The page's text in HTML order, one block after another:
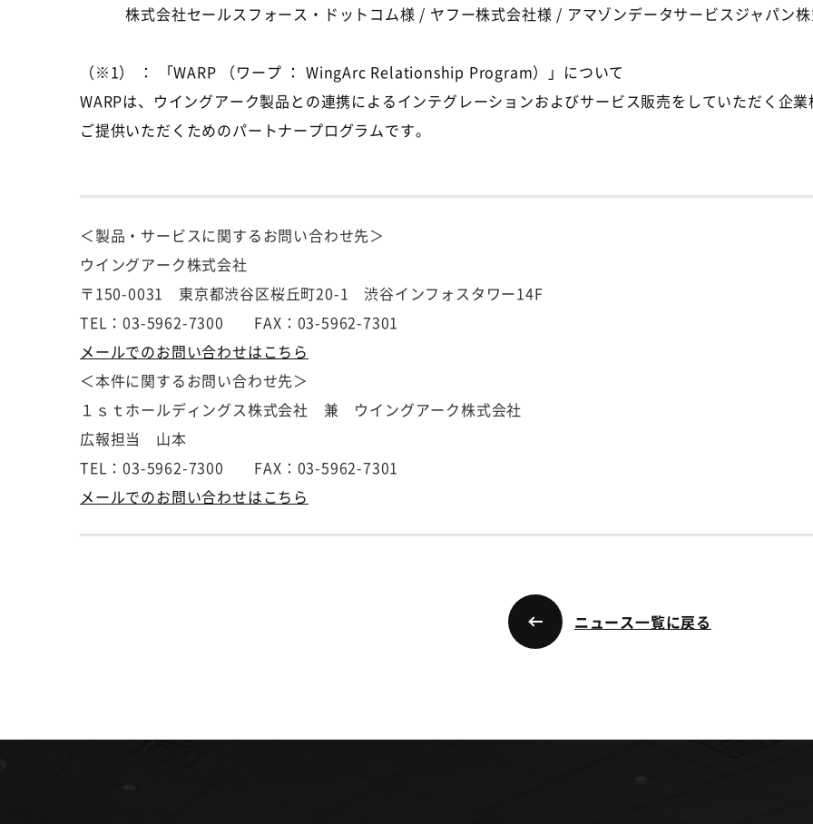
株式会社セールスフォース・ドットコム様 / ヤフー株式会社様 / アマゾンデータサービスジャパン
（※1） ： 「WARP （ワープ ： WingArc Relationship Program）」について
WARPは、ウイングアーク製品との連携によるインテグレーションおよびサービス販売をしていただく企
ご提供いただくためのパートナープログラムです。
＜製品・サービスに関するお問い合わせ先＞
ウイングアーク株式会社
〒150-0031 東京都渋谷区桜丘町20-1 渋谷インフォスタワー14F
TEL：03-5962-7300 FAX：03-5962-7301
メールでのお問い合わせはこちら
＜本件に関するお問い合わせ先＞
１ｓｔホールディングス株式会社 兼 ウイングアーク株式会社
広報担当 山本
TEL：03-5962-7300 FAX：03-5962-7301
メールでのお問い合わせはこちら
ニュース一覧に戻る